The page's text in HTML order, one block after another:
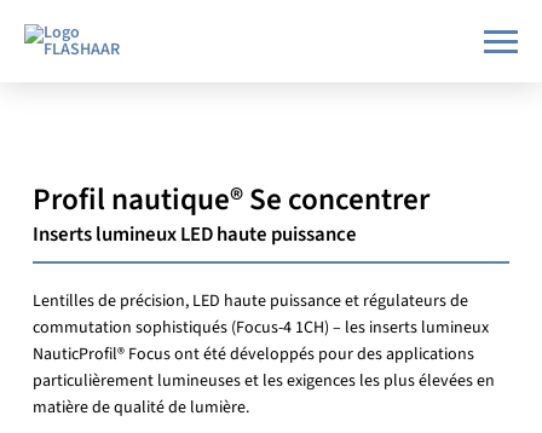
Profil nautique®Se concentrer
Inserts lumineux LED haute puissance
Lentilles de précision, LED haute puissance et régulateurs de
commutation sophistiqués (Focus-4 1CH) – les inserts lumineux
NauticProfil® Focus ont été développés pour des applications
particulièrement lumineuses et les exigences les plus élevées en
matière de qualité de lumière.